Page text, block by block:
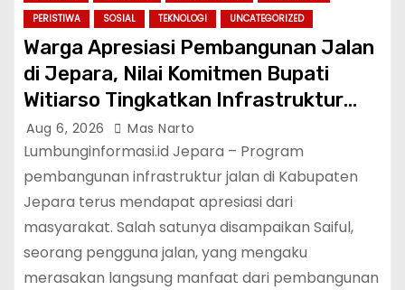
PERISTIWA
SOSIAL TEKNOLOGI UNCATEGORIZED
Warga Apresiasi Pembangunan Jalan
di Jepara, Nilai Komitmen Bupati
Witiarso Tingkatkan Infrastruktur
dan Perekonomian
Aug 6, 2026 Mas Narto
Lumbunginformasi.id Jepara – Program
pembangunan infrastruktur jalan di Kabupaten
Jepara terus mendapat apresiasi dari
masyarakat. Salah satunya disampaikan Saiful,
seorang pengguna jalan, yang mengaku
merasakan langsung manfaat dari pembangunan